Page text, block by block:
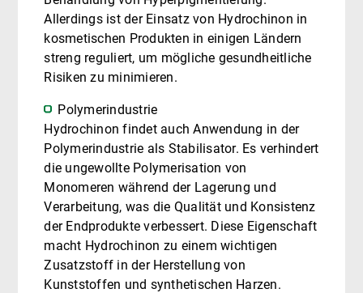
Allerdings ist der Einsatz von Hydrochinon in
kosmetischen Produkten in einigen Ländern
streng reguliert, um mögliche gesundheitliche
Risiken zu minimieren.
Polymerindustrie
Hydrochinon findet auch Anwendung in der
Polymerindustrie als Stabilisator. Es verhindert
die ungewollte Polymerisation von
Monomeren während der Lagerung und
Verarbeitung, was die Qualität und Konsistenz
der Endprodukte verbessert. Diese Eigenschaft
macht Hydrochinon zu einem wichtigen
Zusatzstoff in der Herstellung von
Kunststoffen und synthetischen Harzen.